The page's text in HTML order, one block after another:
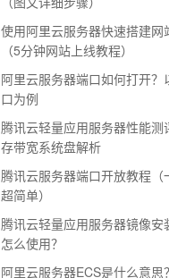
使用阿里云服务器快速搭建网
（5分钟网站上线教程）
阿里云服务器端口如何打开？
口为例
腾讯云轻量应用服务器性能测
存带宽系统盘解析
腾讯云服务器端口开放教程（
超简单）
腾讯云轻量应用服务器镜像安
怎么使用？
阿里云服务器ECS是什么意思